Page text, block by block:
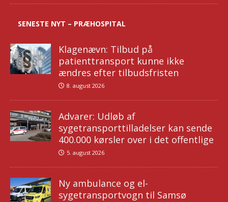
SENESTE NYT – PRÆHOSPITAL
Klagenævn: Tilbud på
patienttransport kunne ikke
ændres efter tilbudsfristen
8. august 2026
Advarer: Udløb af
sygetransporttilladelser kan sende
400.000 kørsler over i det offentlige
5. august 2026
Ny ambulance og el-
sygetransportvogn til Samsø